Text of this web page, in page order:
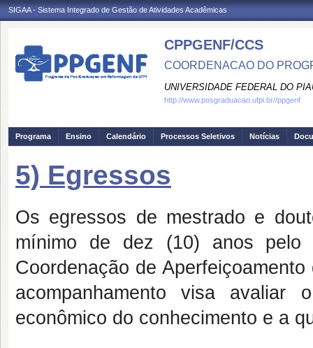
SIGAA - Sistema Integrado de Gestão de Atividades Acadêmicas
CPPGENF/CCS
COORDENACAO DO
UNIVERSIDADE FEDERAL DO
http://www.posgraduacao.ufpi.br//ppgenf
Programa Ensino Calendário Processos Seletivos Notícias
5) Egressos
Os egressos de mestrado e
mínimo de dez (10) anos pelo
Coordenação de
acompanhamento visa avaliar
econômico do conhecimento e a